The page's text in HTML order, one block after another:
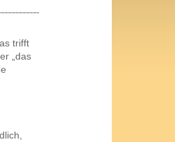
trifft
„das